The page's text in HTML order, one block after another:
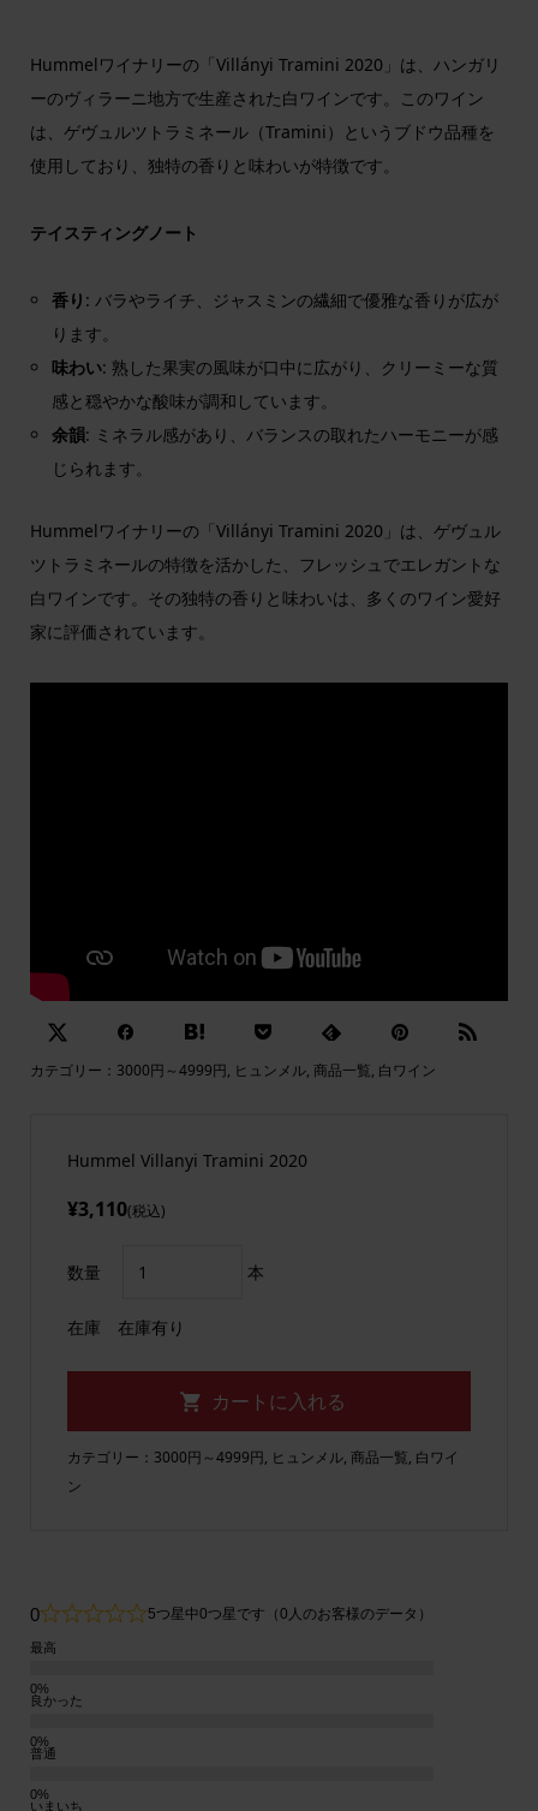
Hummelワイナリーの「Villányi Tramini 2020」は、ハンガリ
ーのヴィラーニ地方で生産された白ワインです。このワイン
は、ゲヴュルツトラミネール（Tramini）というブドウ品種を
使用しており、独特の香りと味わいが特徴です。
テイスティングノート
香り : バラやライチ、ジャスミンの繊細で優雅な香りが広が
ります。
味わい: 熟した果実の風味が口中に広がり、クリーミーな質
感と穏やかな酸味が調和しています。
余韻: ミネラル感があり、バランスの取れたハーモニーが感
じられます。
Hummelワイナリーの「Villányi Tramini 2020」は、ゲヴュル
ツトラミネールの特徴を活かした、フレッシュでエレガントな
白ワインです。その独特の香りと味わいは、多くのワイン愛好
家に評価されています。
カテゴリー： 3000円～4999円, ヒュンメル, 商品一覧, 白ワイン
Hummel Villanyi Tramini 2020
¥3,110(税込)
数量 本
在庫 在庫有り
カテゴリー： 3000円～4999円, ヒュンメル, 商品一覧, 白ワイ
ン
0 5つ星中0つ星です（0人のお客様のデータ）
最高
良かった
普通
いまいち